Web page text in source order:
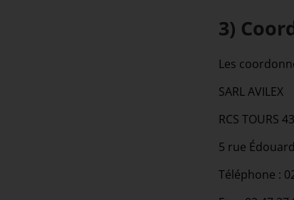
3)
Les
SARL AVILEX
RCS TOURS
5 rue
Téléphone :